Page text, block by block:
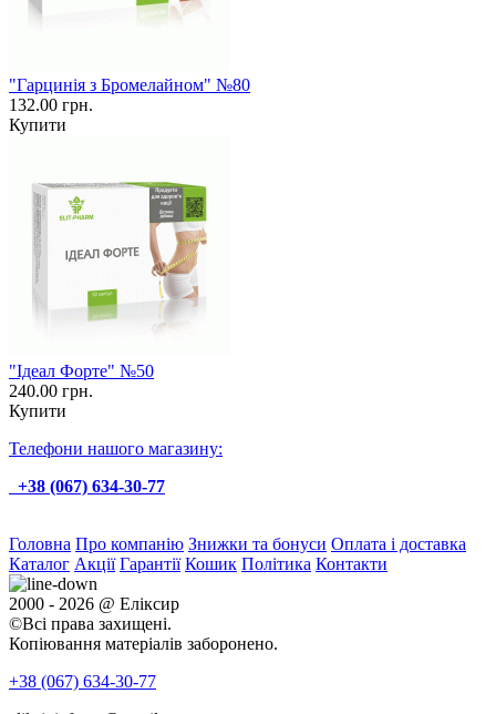
"Гарцинія з Бромелайном" №80
132.00 грн.
Купити
"Ідеал Форте" №50
240.00 грн.
Купити
Телефони нашого магазину:
+38 (067) 634-30-77
Головна Про компанію Знижки та бонуси Оплата і доставка
Каталог Акції Гарантії Кошик Політика Контакти
2000 - 2026 @ Еліксир
©Всі права захищені.
Копіювання матеріалів заборонено.
+38 (067) 634-30-77